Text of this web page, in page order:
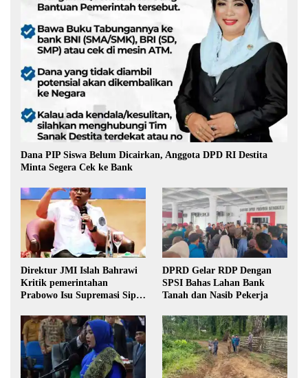
Dana PIP Siswa Belum Dicairkan, Anggota DPD RI Destita
Minta Segera Cek ke Bank
Direktur JMI Islah Bahrawi
Kritik pemerintahan
Prabowo Isu Supremasi Sipil,
Pilkada oleh DPRD
DPRD Gelar RDP Dengan
SPSI Bahas Lahan Bank
Tanah dan Nasib Pekerja